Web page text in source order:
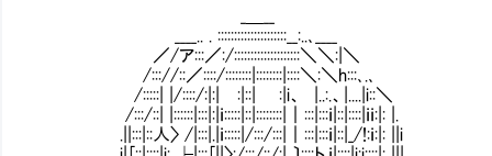
____.. . :::::::::::::::::::::__:..､____
／/ア:::／:/::::::::::::::::::::＼＼:|＼
/::://::／::::/::::::::|::::::::|::::＼:＼h:::､.､
/:::::| |/::::/:|:| :|::| :|i、 |..:.、|....|i::＼
/:::/::| |::::::|:::|:|ｉ:::::|::|::::::::|｜:::|:::ｉ|::|::::|ｉｉ:|: |.
.||:::|::人〉 /|:::|.|ｉ:::::|/:::/:::|｜:::|:::ｉ|::|_/!:ｉ:|: ||i